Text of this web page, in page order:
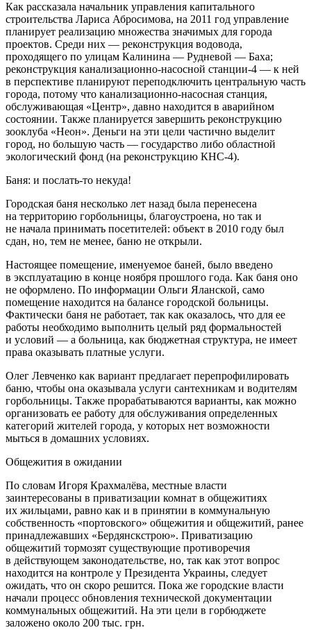
Как рассказала начальник управления капитального
строительства Лариса Абросимова, на 2011 год управление
планирует реализацию множества значимых для города
проектов. Среди них — реконструкция водовода,
проходящего по улицам Калинина — Рудневой — Баха;
реконструкция канализационно-насосной станции-4 — к ней
в перспективе планируют переподключить центральную часть
города, потому что канализационно-насосная станция,
обслуживающая «Центр», давно находится в аварийном
состоянии. Также планируется завершить реконструкцию
зооклуба «Неон». Деньги на эти цели частично выделит
город, но большую часть — государство либо областной
экологический фонд (на реконструкцию КНС-4).
Баня: и послать‑то некуда!
Городская баня несколько лет назад была перенесена
на территорию горбольницы, благоустроена, но так и
не начала принимать посетителей: объект в 2010 году был
сдан, но, тем не менее, баню не открыли.
Настоящее помещение, именуемое баней, было введено
в эксплуатацию в конце ноября прошлого года. Как баня оно
не оформлено. По информации Ольги Яланской, само
помещение находится на балансе городской больницы.
Фактически баня не работает, так как оказалось, что для ее
работы необходимо выполнить целый ряд формальностей
и условий — а больница, как бюджетная структура, не имеет
права оказывать платные услуги.
Олег Левченко как вариант предлагает перепрофилировать
баню, чтобы она оказывала услуги сантехникам и водителям
горбольницы. Также прорабатываются варианты, как можно
организовать ее работу для обслуживания определенных
категорий жителей города, у которых нет возможности
мыться в домашних условиях.
Общежития в ожидании
По словам Игоря Крахмалёва, местные власти
заинтересованы в приватизации комнат в общежитиях
их жильцами, равно как и в принятии в коммунальную
собственность «портовского» общежития и общежитий, ранее
принадлежавших «Бердянскстрою». Приватизацию
общежитий тормозят существующие противоречия
в действующем законодательстве, но, так как этот вопрос
находится на контроле у Президента Украины, следует
ожидать, что он скоро решится. Пока же городские власти
начали процесс обновления технической документации
коммунальных общежитий. На эти цели в горбюджете
заложено около 200 тыс. грн.